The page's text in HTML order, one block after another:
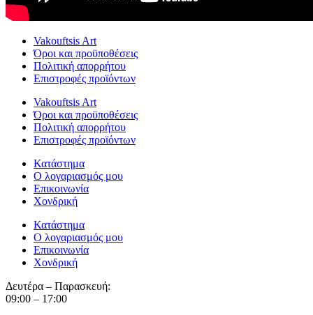
Vakouftsis Art
Όροι και προϋποθέσεις
Πολιτική απορρήτου
Επιστροφές προϊόντων
Vakouftsis Art
Όροι και προϋποθέσεις
Πολιτική απορρήτου
Επιστροφές προϊόντων
Κατάστημα
Ο λογαριασμός μου
Επικοινωνία
Χονδρική
Κατάστημα
Ο λογαριασμός μου
Επικοινωνία
Χονδρική
Δευτέρα – Παρασκευή:
09:00 – 17:00